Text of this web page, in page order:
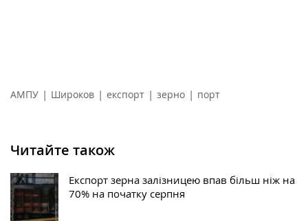
АМПУ | Широков | експорт | зерно | порт
Читайте також
Експорт зерна залізницею впав більш ніж на
70% на початку серпня